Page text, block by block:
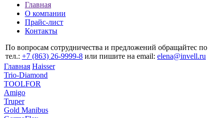
Главная
О компании
Прайс-лист
Контакты
По вопросам сотрудничества и предложений обращайтес по
тел.: +7 (863) 26‐9999‐8 или пишите на email: elena@invell.ru
Главная Haisser
Trio-Diamond
TOOLFOR
Amigo
Truper
Gold Manibus